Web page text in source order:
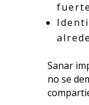
Sanar
no se